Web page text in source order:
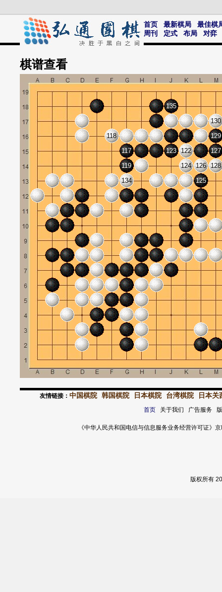
首页 最新棋局
最佳棋
周刊
定式 布局 对弈
棋谱查看
117
118
119
122
123
124
125
126
127
128
129
130
134
135
友情链接： 中国棋院 韩国棋院 日本棋院 台湾棋院 日本关
首页关于我们 广告服务
《中华人民共和国电信与信息服务业务经营许可证
版权所有